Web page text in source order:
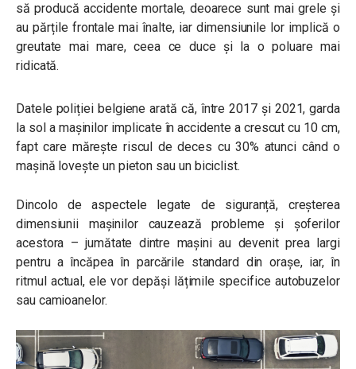
să producă accidente mortale, deoarece sunt mai grele și
au părțile frontale mai înalte, iar dimensiunile lor implică o
greutate mai mare, ceea ce duce și la o poluare mai
ridicată.
Datele poliției belgiene arată că, între 2017 și 2021, garda
la sol a mașinilor implicate în accidente a crescut cu 10 cm,
fapt care mărește riscul de deces cu 30% atunci când o
mașină lovește un pieton sau un biciclist.
Dincolo de aspectele legate de siguranță, creșterea
dimensiunii mașinilor cauzează probleme și șoferilor
acestora – jumătate dintre mașini au devenit prea largi
pentru a încăpea în parcările standard din orașe, iar, în
ritmul actual, ele vor depăși lățimile specifice autobuzelor
sau camioanelor.